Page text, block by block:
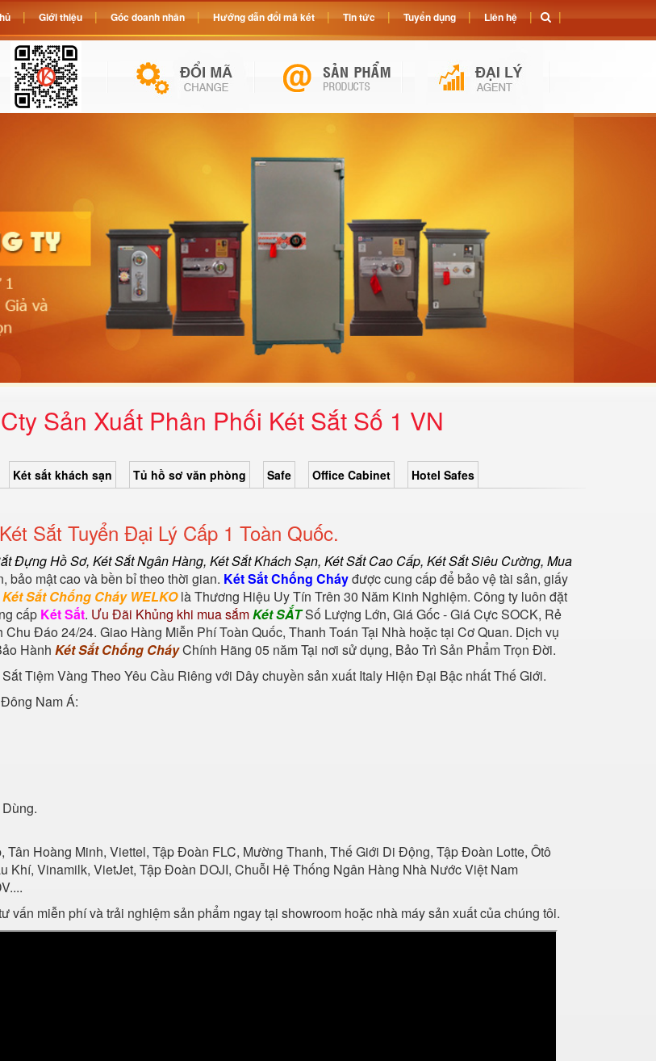
Sản Xuất Phân Phối Két Sắt Số 1 VN
Két sắt khách sạn Tủ hồ sơ văn phòng Safe Office Cabinet Hotel Safes
Sắt Tuyển Đại Lý Cấp 1 Toàn Quốc.
Đựng Hồ Sơ, Két Sắt Ngân Hàng, Két Sắt Khách Sạn, Két Sắt Cao Cấp, Két Sắt Siêu Cường, Mua
bảo mật cao và bền bỉ theo thời gian. Két Sắt Chống Cháyđược cung cấp để bảo vệ tài sản, giấy
Két Sắt Chống Cháy WELKOlà Thương Hiệu Uy Tín Trên 30 Năm Kinh Nghiệm. Công ty luôn đặt
cấp Két Sắt. Ưu Đãi Khủng khi mua sắmKét SẮTSố Lượng Lớn, Giá Gốc - Giá Cực SOCK, Rẻ
Đáo 24/24. Giao Hàng Miễn Phí Toàn Quốc, Thanh Toán Tại Nhà hoặc tại Cơ Quan. Dịch vụ
Hành Két Sắt Chống CháyChính Hãng 05 năm Tại nơi sử dụng, Bảo Trì Sản Phẩm Trọn Đời.
Tiệm Vàng Theo Yêu Cầu Riêng với Dây chuyền sản xuất Italy Hiện Đại Bậc nhất Thế Giới.
Nam Á:
Tân Hoàng Minh, Viettel, Tập Đoàn FLC, Mường Thanh, Thế Giới Di Động, Tập Đoàn Lotte, Ôtô
Vinamilk, VietJet, Tập Đoàn DOJI, Chuỗi Hệ Thống Ngân Hàng Nhà Nước Việt Nam
vấn miễn phí và trải nghiệm sản phẩm ngay tại showroom hoặc nhà máy sản xuất của chúng tôi.
Giới thiệu Góc doanh nhân Hướng dẫn đổi mã két Tin tức Tuyển dụng Liên hệ